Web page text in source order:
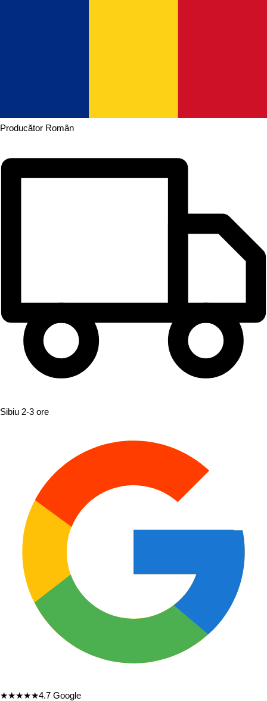
Producător Român
Sibiu 2-3 ore
★★★★★4.7 Google